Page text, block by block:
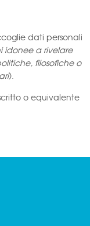
dati personali
idonee a rivelare
filosofiche o
).
o equivalente